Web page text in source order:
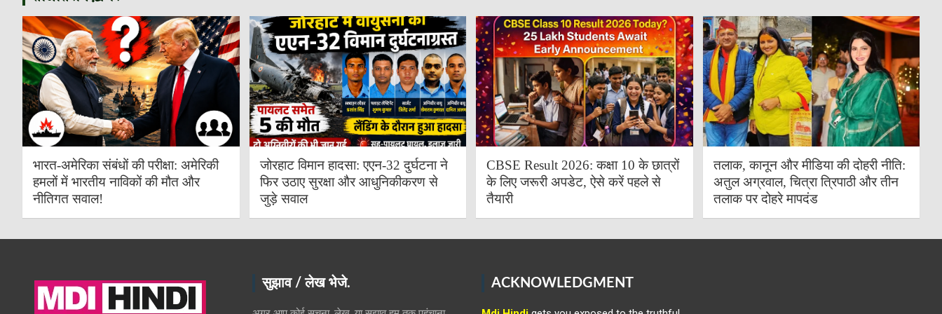
भारत-अमेरिका संबंधों की परीक्षा: अमेरिकी
हमलों में भारतीय नाविकों की मौत और
नीतिगत सवाल!
जोरहाट विमान हादसा: एएन-32 दुर्घटना ने
फिर उठाए सुरक्षा और आधुनिकीकरण से
जुड़े सवाल
CBSE Result 2026: कक्षा 10 के छात्रों
के लिए जरूरी अपडेट, ऐसे करें पहले से
तैयारी
तलाक, कानून और मीडिया की दोहरी नीति:
अतुल अग्रवाल, चित्रा त्रिपाठी और तीन
तलाक पर दोहरे मापदंड
सुझाव / लेख भेजे. ACKNOWLEDGMENT